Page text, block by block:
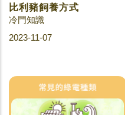
比利豬飼養方式
冷門知識
2023-11-07